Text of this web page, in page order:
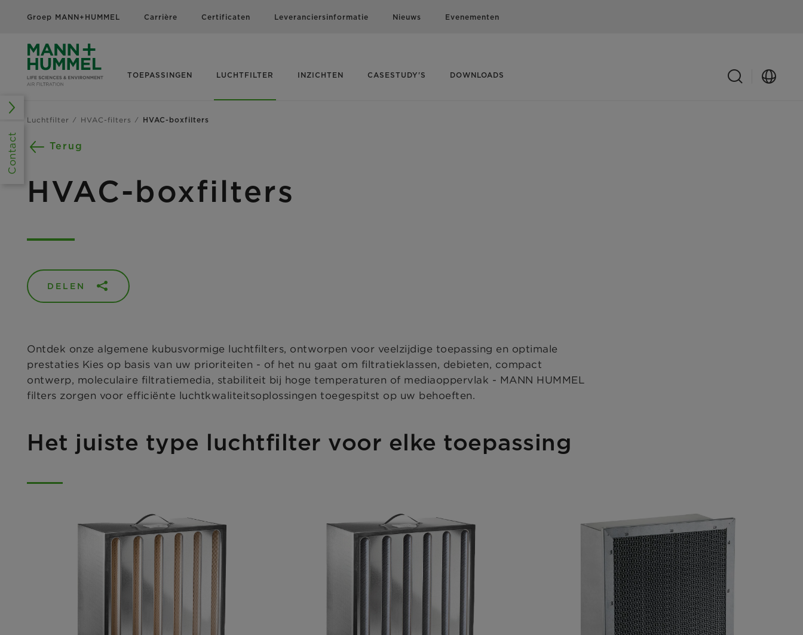
Groep MANN+HUMMEL Carrière Certificaten Leveranciersinformatie Nieuws Evenementen
TOEPASSINGEN LUCHTFILTER INZICHTEN CASESTUDY'S DOWNLOADS
Luchtfilter HVAC-filters HVAC-boxfilters
Terug
HVAC-boxfilters
DELEN
Ontdek onze algemene kubusvormige luchtfilters, ontworpen voor veelzijdige toepassing en optimale
prestaties Kies op basis van uw prioriteiten - of het nu gaat om filtratieklassen, debieten, compact
ontwerp, moleculaire filtratiemedia, stabiliteit bij hoge temperaturen of mediaoppervlak - MANN HUMMEL
filters zorgen voor efficiënte luchtkwaliteitsoplossingen toegespitst op uw behoeften.
Het juiste type luchtfilter voor elke toepassing
Contact